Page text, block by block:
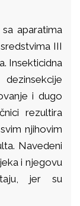
aparatima
III
Insekticidna
i dugo
rezultira
njihovim
Navedeni
i njegovu
jer su